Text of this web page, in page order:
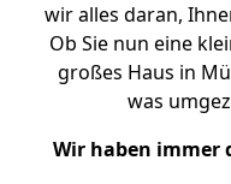
wir alles daran,
Ob Sie nun eine
großes Haus in
was
Wir haben immer